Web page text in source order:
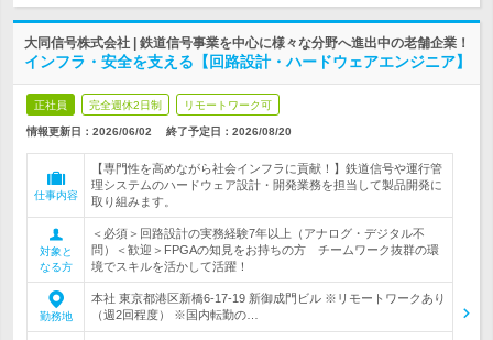
大同信号株式会社 | 鉄道信号事業を中心に様々な分野へ進出中の老舗企業！
インフラ・安全を支える【回路設計・ハードウェアエンジニア】
正社員 完全週休2日制 リモートワーク可
情報更新日：2026/06/02 終了予定日： 2026/08/20
仕事内容
【専門性を高めながら社会インフラに貢献！】鉄道信号や運行管
理システムのハードウェア設計・開発業務を担当して製品開発に
取り組みます。
対象と
なる方
＜必須＞回路設計の実務経験7年以上（アナログ・デジタル不
問）＜歓迎＞FPGAの知見をお持ちの方 チームワーク抜群の環
境でスキルを活かして活躍！
勤務地
本社 東京都港区新橋6-17-19 新御成門ビル ※リモートワークあり
（週2回程度） ※国内転勤の…